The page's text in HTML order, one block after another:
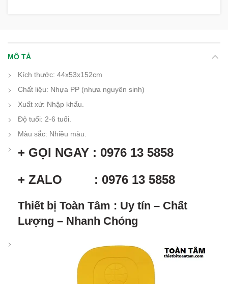
MÔ TẢ
Kích thước: 44x53x152cm
Chất liệu: Nhựa PP (nhựa nguyên sinh)
Xuất xứ: Nhập khẩu.
Độ tuổi: 2-6 tuổi.
Màu sắc: Nhiều màu.
+ GỌI NGAY : 0976 13 5858
+ ZALO : 0976 13 5858
Thiết bị Toàn Tâm : Uy tín – Chất
Lượng – Nhanh Chóng